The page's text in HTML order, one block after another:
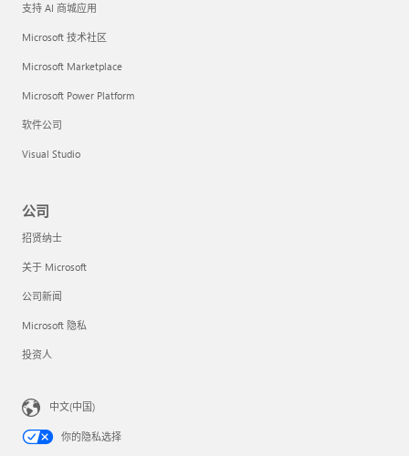
支持 AI 商城应用
Microsoft 技术社区
Microsoft Marketplace
Microsoft Power Platform
软件公司
Visual Studio
公司
招贤纳士
关于 Microsoft
公司新闻
Microsoft 隐私
投资人
中文(中国)
你的隐私选择